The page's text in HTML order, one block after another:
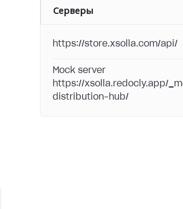
Серверы
https://store.xsolla.com/api/
Mock server
https://xsolla.redocly.app/
distribution-hub/